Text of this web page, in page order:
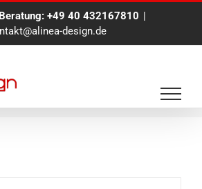
+49 40 432167810 |
design.de